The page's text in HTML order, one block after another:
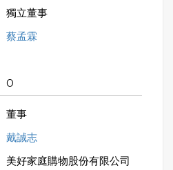
獨立董事
蔡孟霖
0
董事
戴誠志
美好家庭購物股份有限公司